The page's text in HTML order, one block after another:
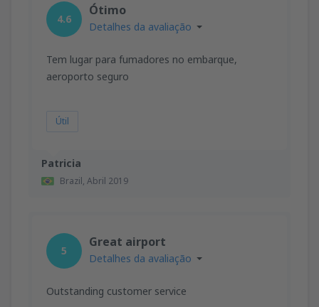
Patricia
Brazil, Abril 2019
4.6
Ótimo
Detalhes da avaliação
Tem lugar para fumadores no embarque,
aeroporto seguro
Útil
5
Great airport
Detalhes da avaliação
Outstanding customer service